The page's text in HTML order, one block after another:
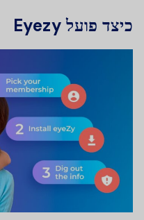
כיצד פועל Eyezy